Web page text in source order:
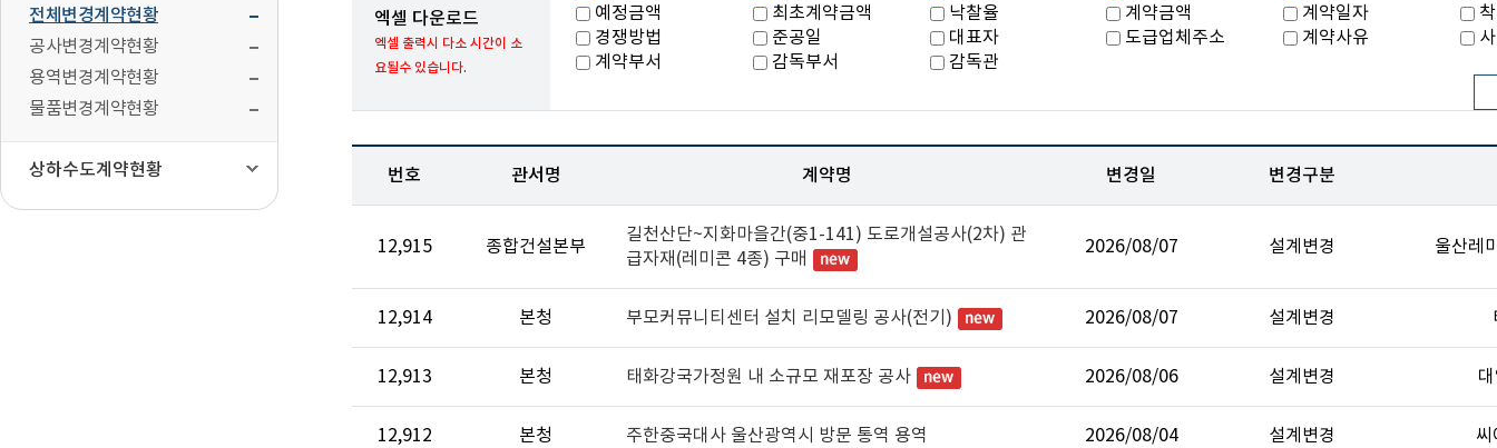
전체변경계약현황
공사변경계약현황
용역변경계약현황
물품변경계약현황
상하수도계약현황
엑셀 다운로드
엑셀 출력시 다소 시간이 소
요될수 있습니다.
예정금액
최초계약금액 낙찰율 계약금액 계약일자
경쟁방법
준공일 대표자 도급업체주소 계약사유
계약부서
감독부서 감독관
번호 관서명 계약명 변경일 변경구분
12,915 종합건설본부
길천산단~지화마을간(중1-141) 도로개설공사(2차) 관
급자재(레미콘 4종) 구매
2026/08/07 설계변경 울산레
12,914 본청 부모커뮤니티센터 설치 리모델링 공사(전기) 2026/08/07 설계변경
12,913 본청 태화강국가정원 내 소규모 재포장 공사 2026/08/06 설계변경
12,912 본청 주한중국대사 울산광역시 방문 통역 용역 2026/08/04 설계변경 씨